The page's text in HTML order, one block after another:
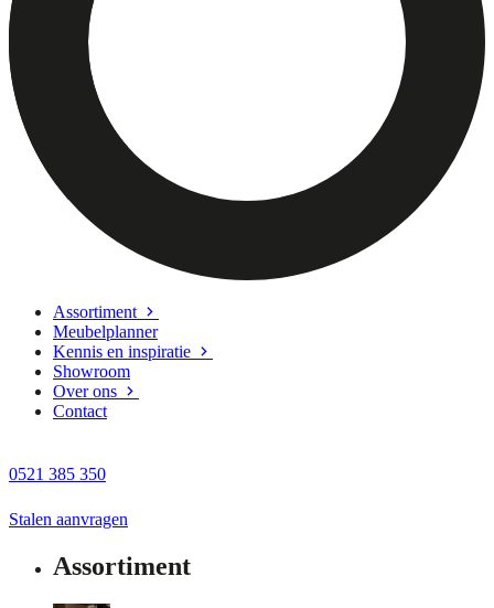
Assortiment
Meubelplanner
Kennis en inspiratie
Showroom
Over ons
Contact
0521 385 350
Stalen aanvragen
Assortiment